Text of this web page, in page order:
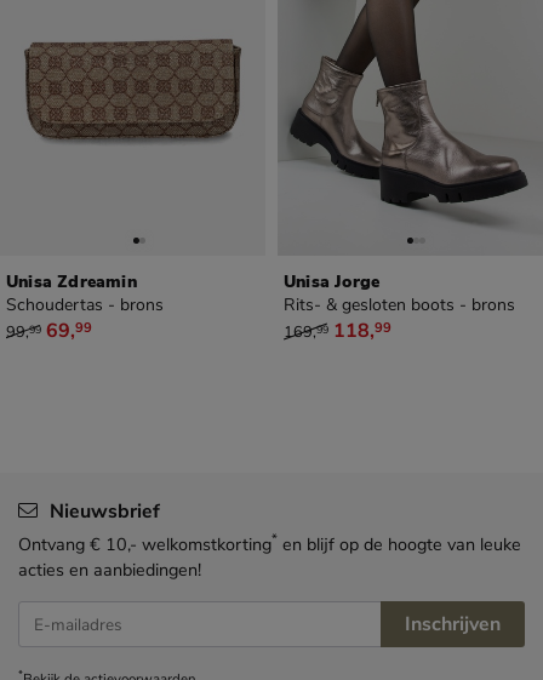
Unisa Zdreamin
Schoudertas - brons
van € 99,99 voor € 69,99
99,99 69,99
Unisa Jorge
Rits- & gesloten boots - brons
van € 169,99 voor € 118,99
169,99 118,99
Nieuwsbrief
Ontvang € 10,- welkomstkorting* en blijf op de hoogte van leuke
acties en aanbiedingen!
E-mailadres Inschrijven
*